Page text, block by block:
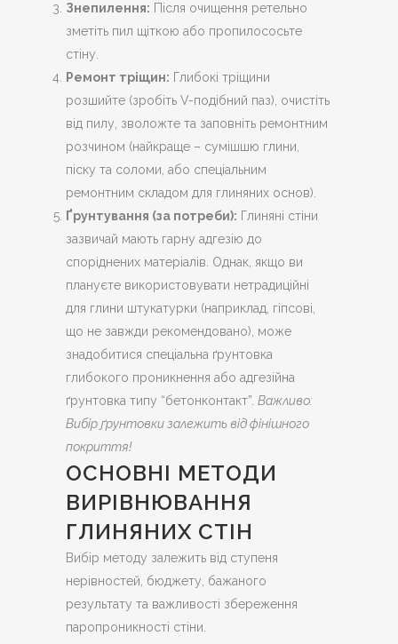
Знепилення: Після очищення ретельно
зметіть пил щіткою або пропилососьте
стіну.
Ремонт тріщин: Глибокі тріщини
розшийте (зробіть V-подібний паз), очистіть
від пилу, зволожте та заповніть ремонтним
розчином (найкраще – сумішшю глини,
піску та соломи, або спеціальним
ремонтним складом для глиняних основ).
Ґрунтування (за потреби): Глиняні стіни
зазвичай мають гарну адгезію до
споріднених матеріалів. Однак, якщо ви
плануєте використовувати нетрадиційні
для глини штукатурки (наприклад, гіпсові,
що не завжди рекомендовано), може
знадобитися спеціальна ґрунтовка
глибокого проникнення або адгезійна
ґрунтовка типу “бетонконтакт”. Важливо:
Вибір ґрунтовки залежить від фінішного
покриття!
ОСНОВНІ МЕТОДИ
ВИРІВНЮВАННЯ
ГЛИНЯНИХ СТІН
Вибір методу залежить від ступеня
нерівностей, бюджету, бажаного
результату та важливості збереження
паропроникності стіни.